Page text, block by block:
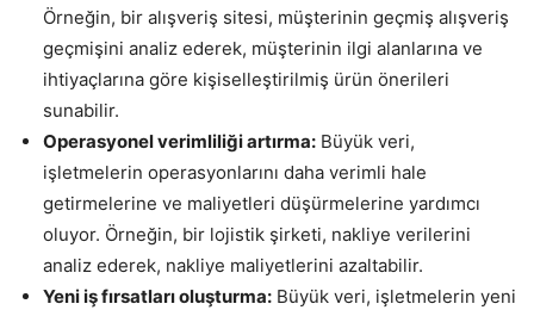
Örneğin, bir alışveriş sitesi, müşterinin geçmiş alışveriş
geçmişini analiz ederek, müşterinin ilgi alanlarına ve
ihtiyaçlarına göre kişiselleştirilmiş ürün önerileri
sunabilir.
Operasyonel verimliliği artırma: Büyük veri,
işletmelerin operasyonlarını daha verimli hale
getirmelerine ve maliyetleri düşürmelerine yardımcı
oluyor. Örneğin, bir lojistik şirketi, nakliye verilerini
analiz ederek, nakliye maliyetlerini azaltabilir.
Yeni iş fırsatları oluşturma: Büyük veri, işletmelerin yeni